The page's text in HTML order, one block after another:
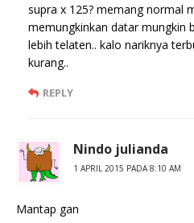
supra x 125? memang normal
memungkinkan datar mungkin
lebih telaten.. kalo nariknya
kurang..
REPLY
Nindo julianda
1 APRIL 2015 PADA 8:10 AM
Mantap gan